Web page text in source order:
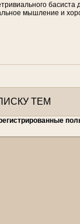
мышление и
ТЕМ